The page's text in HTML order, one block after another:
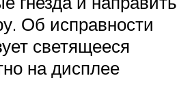
Об исправности
светящееся
на дисплее